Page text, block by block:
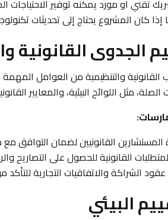
تقني أو مورد يمكنه توفير الاحتياجات
إذا كان المشروع يحتاج إلى تحديثات
القانونية والتنظيمية من العوامل
الصلة، مثل اللوائح البيئية، والمعايير
المستشارين القانونيين لضمان التوافق مع
القانونية للحصول على التصاريح
الشراكة والاتفاقيات التجارية